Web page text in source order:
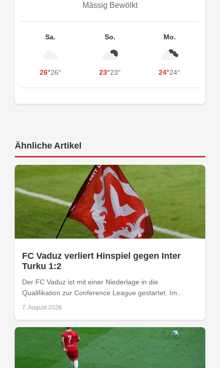
Mässig Bewölkt
Sa.
26°26°
So.
23°23°
Mo.
24°24°
Ähnliche Artikel
FC Vaduz verliert Hinspiel gegen Inter
Turku 1:2
Der FC Vaduz ist mit einer Niederlage in die
Qualifikation zur Conference League gestartet. Im...
7. August 2026